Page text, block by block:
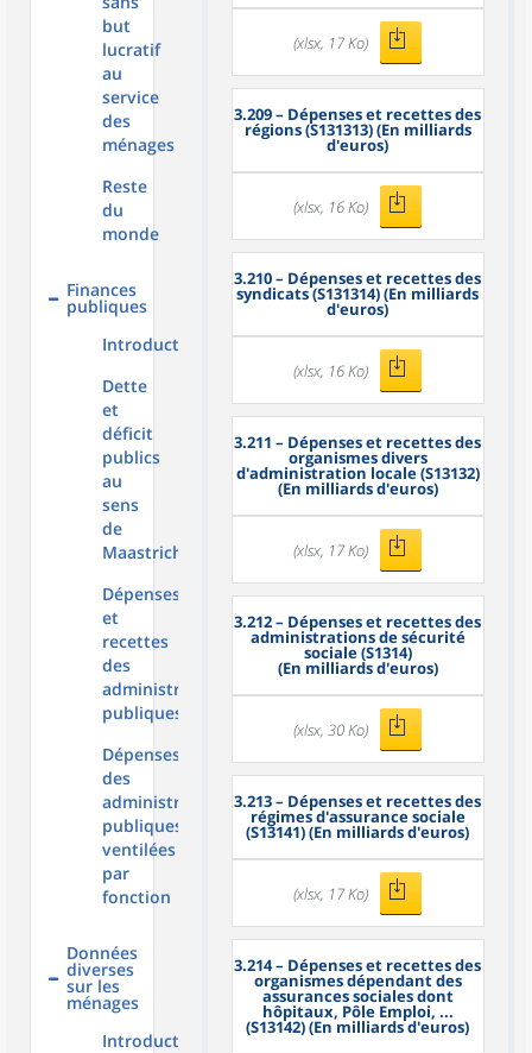
but
lucratif
au
service
des
ménages
Reste
du
monde
Finances
publiques
Introduction
Dette
et
déficit
publics
au
sens
de
Maastricht
Dépenses
et
recettes
des
administrations
publiques
Dépenses
des
administrations
publiques
ventilées
par
fonction
Données
diverses
sur les
ménages
Introduction
(xlsx, 17 Ko)
3.209– Dépenses et recettes des
régions (S131313) (En milliards
d'euros)
(xlsx, 16 Ko)
3.210– Dépenses et recettes des
syndicats (S131314) (En milliards
d'euros)
(xlsx, 16 Ko)
3.211 – Dépenses et recettes des
organismes divers
d'administration locale (S13132)
(En milliards d'euros)
(xlsx, 17 Ko)
3.212– Dépenses et recettes des
administrations de sécurité
sociale (S1314)
(En milliards d'euros)
(xlsx, 30 Ko)
3.213– Dépenses et recettes des
régimes d'assurance sociale
(S13141) (En milliards d'euros)
(xlsx, 17 Ko)
3.214– Dépenses et recettes des
organismes dépendant des
assurances sociales dont
hôpitaux, Pôle Emploi, ...
(S13142) (En milliards d'euros)